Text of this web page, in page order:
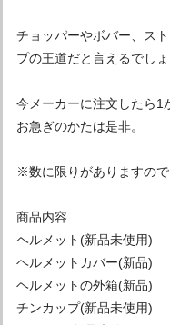
チョッパーやボバー、ス
プの王道だと言えるでしょ
今メーカーに注文したら1
お急ぎのかたは是非。
※数に限りがありますの
商品内容
ヘルメット(新品未使用)
ヘルメットカバー(新品)
ヘルメットの外箱(新品)
チンカップ(新品未使用)